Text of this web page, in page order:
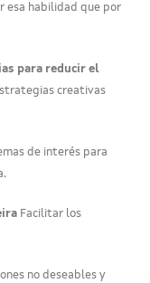
esa habilidad que por
para reducir el
creativas
de interés para
Facilitar los
no deseables y